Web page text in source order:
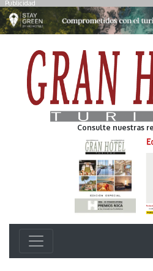
Publicidad
Consulte nuestras